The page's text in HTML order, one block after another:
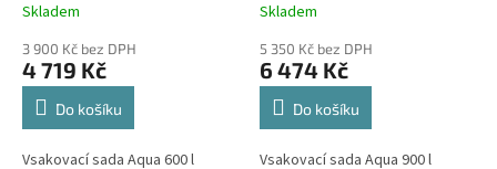
Průměrné
produktu
je
5,0
hvězdiček.
Skladem
3 900 Kč bez DPH
4 719 Kč
Do košíku
Vsakovací sada Aqua 600 l
Průměrné
produktu
je
5,0
hvězdiček.
Skladem
5 350 Kč bez DPH
6 474 Kč
Do košíku
Vsakovací sada Aqua 900 l